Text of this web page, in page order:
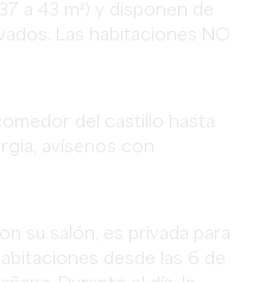
a 43 m²) y disponen de
Las habitaciones NO
del castillo hasta
avísenos con
su salón, es privada para
desde las 6 de